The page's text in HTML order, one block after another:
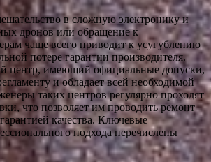
в сложную электронику и
дронов или обращение к
чаще всего приводит к усугублению
потере гарантии производителя.
центр, имеющий официальные допуски,
и обладает всей необходимой
таких центров регулярно проходят
что позволяет им проводить ремонт
качества. Ключевые
подхода перечислены